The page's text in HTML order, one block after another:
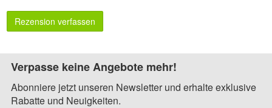
Rezension verfassen
Verpasse keine Angebote mehr!
Abonniere jetzt unseren Newsletter und erhalte exklusive
Rabatte und Neuigkeiten.